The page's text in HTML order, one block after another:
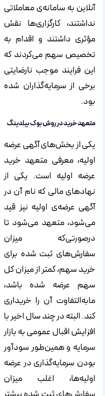
آنلاین به سامانه‌‌‌‌‌‌‌‌‌‌‌‌‌‌‌‌‌‌‌‌‌‌‌‌‌‌‌‌‌‌‌‌‌‌‌‌‌‌‌‌‌‌‌‌‌‌‌‌‌‌‌‌‌‌‌‌‌ی معاملاتی
نداشتند، کارگزاری‌‌‌‌‌‌‌‌‌‌‌‌‌‌‌‌‌‌‌‌‌‌‌‌‌‌‌‌‌‌‌‌‌‌‌‌‌‌‌‌‌‌‌‌‌‌‌‌‌‌‌‌‌‌‌‌‌ها نقش
مؤثری داشتند و اقدام به
تخصیص سهم می‌‌‌‌‌‌‌‌‌‌‌‌‌‌‌‌‌‌‌‌‌‌‌‌‌‌‌‌‌‌‌‌‌‌‌‌‌‌‌‌‌‌‌‌‌‌‌‌‌‌‌‌‌‌‌‌‌کردند که
این فرایند موجب نارضایتی
برخی از سرمایه‌‌‌‌‌‌‌‌‌‌‌‌‌‌‌‌‌‌‌‌‌‌‌‌‌‌‌‌‌‌‌‌‌‌‌‌‌‌‌‌‌‌‌‌‌‌‌‌‌‌‌‌‌‌‌‌‌گذاران شده
بود.
متعهد خرید در روش بوک بیلدینگ
یکی از بخش‌‌‌‌‌‌‌‌‌‌‌‌‌‌‌‌‌‌‌‌‌‌‌‌‌‌‌‌‌‌‌‌‌‌‌‌‌‌‌‌‌‌‌‌‌‌‌‌‌‌‌‌‌‌‌‌‌های آگهی عرضه
اولیه، معرفی متعهد خرید
عرضه اولیه است. یکی از
نهادهای مالی که نام آن در
آگهی عرضه‌‌‌‌‌‌‌‌‌‌‌‌‌‌‌‌‌‌‌‌‌‌‌‌‌‌‌‌‌‌‌‌‌‌‌‌‌‌‌‌‌‌‌‌‌‌‌‌‌‌‌‌‌‌‌‌‌ی اولیه نیز قید
می‌‌‌‌‌‌‌‌‌‌‌‌‌‌‌‌‌‌‌‌‌‌‌‌‌‌‌‌‌‌‌‌‌‌‌‌‌‌‌‌‌‌‌‌‌‌‌‌‌‌‌‌‌‌‌‌‌شود، متعهد می‌‌‌‌‌‌‌‌‌‌‌‌‌‌‌‌‌‌‌‌‌‌‌‌‌‌‌‌‌‌‌‌‌‌‌‌‌‌‌‌‌‌‌‌‌‌‌‌‌‌‌‌‌‌‌‌‌شود تا
درصورتی‌که میزان
سفارش‌‌‌‌‌‌‌‌‌‌‌‌‌‌‌‌‌‌‌‌‌‌‌‌‌‌‌‌‌‌‌‌‌‌‌‌‌‌‌‌‌‌‌‌‌‌‌‌‌‌‌‌‌‌‌‌‌های ثبت شده برای
خرید سهم، کمتر از میزان کل
سهم عرضه شده باشد،
مابه‌‌‌‌‌‌‌‌‌‌‌‌‌‌‌‌‌‌‌‌‌‌‌‌‌‌‌‌‌‌‌‌‌‌‌‌‌‌‌‌‌‌‌‌‌‌‌‌‌‌‌‌‌‌‌‌‌التفاوت آن را خریداری
کند. البته در چند سال اخیر با
افزایش اقبال عمومی به بازار
سرمایه و همین‌‌‌‌‌‌‌‌‌‌‌‌‌‌‌‌‌‌‌‌‌‌‌‌‌‌‌‌‌‌‌‌‌‌‌‌‌‌‌‌‌‌‌‌‌‌‌‌‌‌‌‌‌‌‌‌‌طور سودآور
بودن سرمایه‌‌‌‌‌‌‌‌‌‌‌‌‌‌‌‌‌‌‌‌‌‌‌‌‌‌‌‌‌‌‌‌‌‌‌‌‌‌‌‌‌‌‌‌‌‌‌‌‌‌‌‌‌‌‌‌‌گذاری در عرضه‌‌‌‌‌‌‌‌‌‌‌‌‌‌‌‌‌‌‌‌‌‌‌‌‌‌‌‌‌‌‌‌‌‌‌‌‌‌‌‌‌‌‌‌‌‌‌‌‌‌‌‌‌‌‌‌‌
اولیه‌‌‌‌‌‌‌‌‌‌‌‌‌‌‌‌‌‌‌‌‌‌‌‌‌‌‌‌‌‌‌‌‌‌‌‌‌‌‌‌‌‌‌‌‌‌‌‌‌‌‌‌‌‌‌‌‌ها، اغلب میزان